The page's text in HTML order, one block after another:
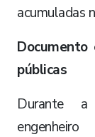
acumuladas
Documento
públicas
Durante
engenheiro